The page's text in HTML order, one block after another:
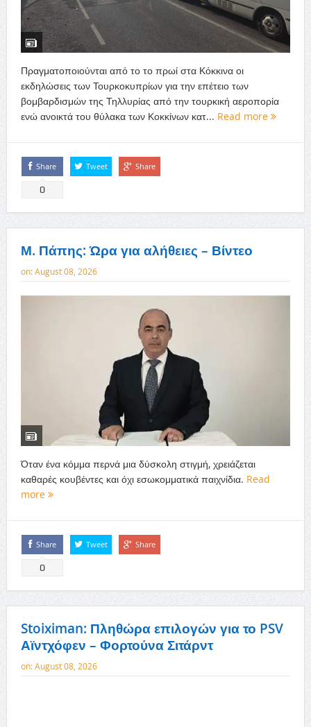
Πραγματοποιούνται από το το πρωί στα Κόκκινα οι
εκδηλώσεις των Τουρκοκυπρίων για την επέτειο των
βομβαρδισμών της Τηλλυρίας από την τουρκική αεροπορία
ενώ ανοικτά του θύλακα των Κοκκίνων κατ... Read more
Share
0
Tweet Share
Μ. Πάπης: Ώρα για αλήθειες – Βίντεο
on:August 08, 2026
Όταν ένα κόμμα περνά μια δύσκολη στιγμή, χρειάζεται
καθαρές κουβέντες και όχι εσωκομματικά παιχνίδια. Read
more
Share
0
Tweet Share
Stoiximan: Πληθώρα επιλογών για το PSV
Αϊντχόφεν – Φορτούνα Σιτάρντ
on:August 08, 2026